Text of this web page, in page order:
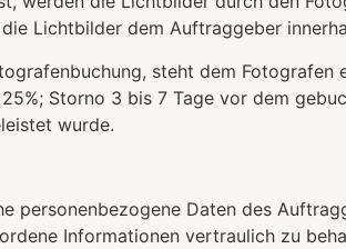
Lichtbilder dem Auftraggeber
steht dem
Storno 3 bis 7 Tage vor dem
wurde.
personenbezogene Daten des
Informationen vertraulich zu